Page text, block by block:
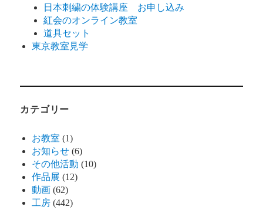
日本刺繍の体験講座 お申し込み
紅会のオンライン教室
道具セット
東京教室見学
カテゴリー
お教室 (1)
お知らせ (6)
その他活動 (10)
作品展 (12)
動画 (62)
工房 (442)